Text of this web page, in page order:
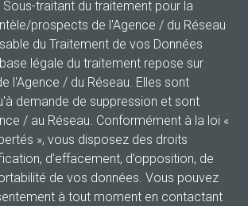
traitant du traitement pour la
prospects de l'Agence / du Réseau
du Traitement de vos Données
légale du traitement repose sur
l'Agence / du Réseau. Elles sont
demande de suppression et sont
/ au Réseau. Conformément à la loi «
», vous disposez des droits
d’effacement, d’opposition, de
de vos données. Vous pouvez
à tout moment en contactant